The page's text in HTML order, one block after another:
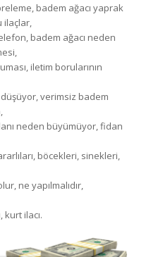
badem ağacı yaprak
ilaçlar,
badem ağacı neden
iletim borularının
verimsiz badem
neden büyümüyor, fidan
böcekleri, sinekleri,
ne yapılmalıdır,
kurt ilacı.